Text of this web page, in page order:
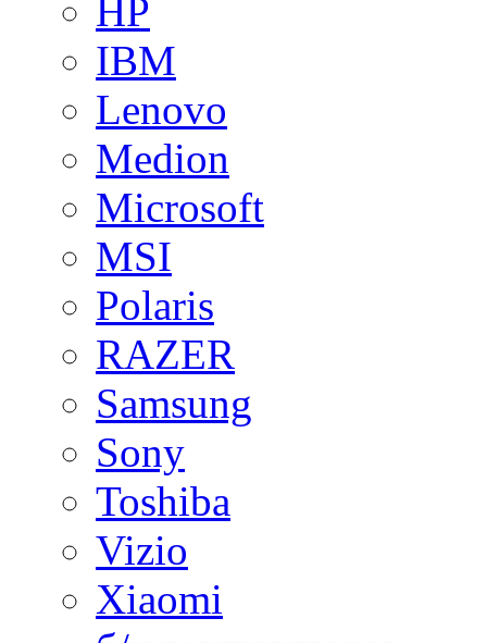
HP
IBM
Lenovo
Medion
Microsoft
MSI
Polaris
RAZER
Samsung
Sony
Toshiba
Vizio
Xiaomi